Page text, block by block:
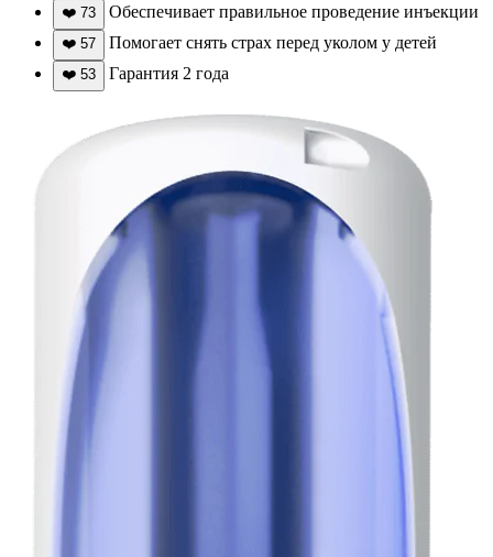
❤️ 73 Обеспечивает правильное проведение инъекции
❤️ 57 Помогает снять страх перед уколом у детей
❤️ 53 Гарантия 2 года